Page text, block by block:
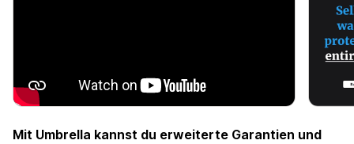
Mit Umbrella kannst du erweiterte Garantien und